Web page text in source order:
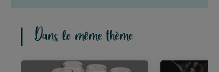
Dans le même thème